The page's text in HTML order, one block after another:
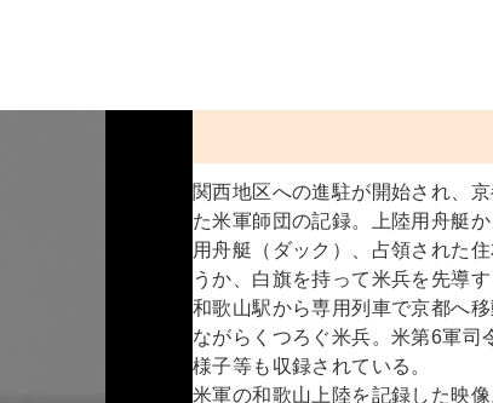
関西地区への進駐が開始され、
た米軍師団の記録。上陸用舟艇
用舟艇（ダック）、占領された
うか、白旗を持って米兵を先導
和歌山駅から専用列車で京都へ
ながらくつろぐ米兵。米第6軍司
様子等も収録されている。
米軍の和歌山上陸を記録した映像